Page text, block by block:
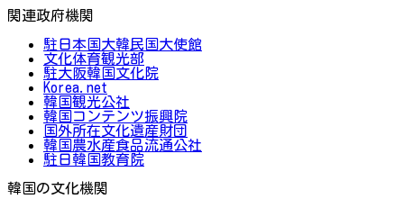
関連政府機関
駐日本国大韓民国大使館
文化体育観光部
駐大阪韓国文化院
Korea.net
韓国観光公社
韓国コンテンツ振興院
国外所在文化遺産財団
韓国農水産食品流通公社
駐日韓国教育院
韓国の文化機関